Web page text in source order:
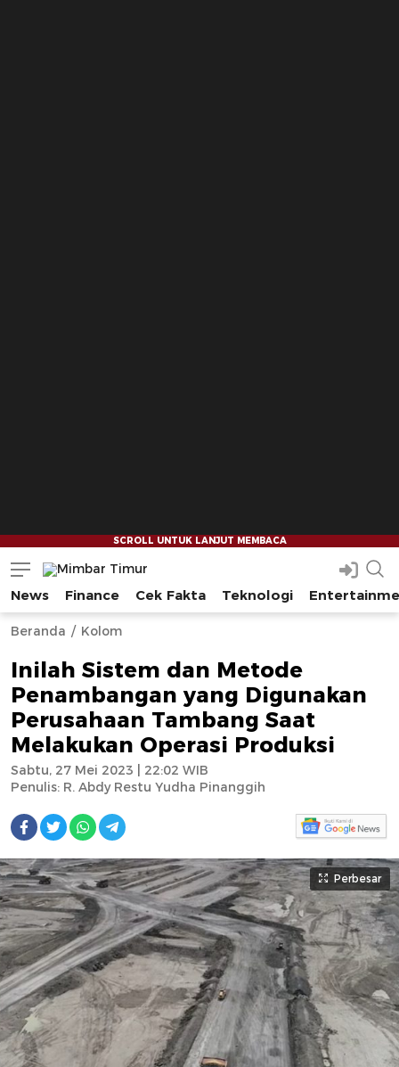
Mimbar Timur
Media Berjaringan Indonesia Timur
News Finance Cek Fakta Teknologi
Beranda Kolom
Inilah Sistem dan Metode
Penambangan yang Digunakan
Perusahaan Tambang Saat
Melakukan Operasi Produksi
Penulis: R. Abdy Restu Yudha Pinanggih
Sabtu, 27 Mei 2023 | 22:02 WIB
Perbesar
--
--